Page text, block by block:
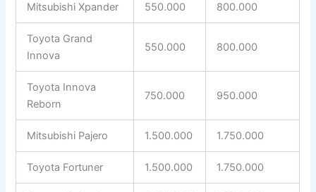
Mitsubishi Xpander 550.000 800.000
Toyota Grand
Innova
550.000 800.000
Toyota Innova
Reborn
750.000 950.000
Mitsubishi Pajero 1.500.000 1.750.000
Toyota Fortuner 1.500.000 1.750.000